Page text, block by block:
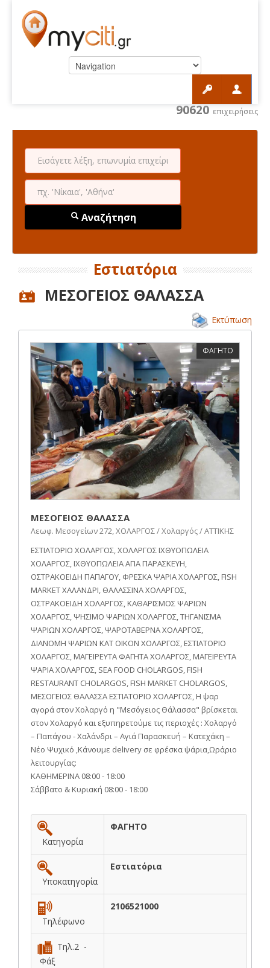
90620 επιχειρήσεις
Αναζήτηση
Εστιατόρια
ΜΕΣΟΓΕΙΟΣ ΘΑΛΑΣΣΑ
Εκτύπωση
ΦΑΓΗΤΟ
ΜΕΣΟΓΕΙΟΣ ΘΑΛΑΣΣΑ
Λεωφ. Μεσογείων 272, ΧΟΛΑΡΓΟΣ / Χολαργός / ΑΤΤΙΚΗΣ
ΕΣΤΙΑΤΟΡΙΟ ΧΟΛΑΡΓΟΣ, ΧΟΛΑΡΓΟΣ ΙΧΘΥΟΠΩΛΕΙΑ
ΧΟΛΑΡΓΟΣ, ΙΧΘΥΟΠΩΛΕΙΑ ΑΓΙΑ ΠΑΡΑΣΚΕΥΗ,
ΟΣΤΡΑΚΟΕΙΔΗ ΠΑΠΑΓΟΥ, ΦΡΕΣΚΑ ΨΑΡΙΑ ΧΟΛΑΡΓΟΣ, FISH
MARKET ΧΑΛΑΝΔΡΙ, ΘΑΛΑΣΣΙΝΑ ΧΟΛΑΡΓΟΣ,
ΟΣΤΡΑΚΟΕΙΔΗ ΧΟΛΑΡΓΟΣ, ΚΑΘΑΡΙΣΜΟΣ ΨΑΡΙΩΝ
ΧΟΛΑΡΓΟΣ, ΨΗΣΙΜΟ ΨΑΡΙΩΝ ΧΟΛΑΡΓΟΣ, ΤΗΓΑΝΙΣΜΑ
ΨΑΡΙΩΝ ΧΟΛΑΡΓΟΣ, ΨΑΡΟΤΑΒΕΡΝΑ ΧΟΛΑΡΓΟΣ,
ΔΙΑΝΟΜΗ ΨΑΡΙΩΝ ΚΑΤ ΟΙΚΟΝ ΧΟΛΑΡΓΟΣ, ΕΣΤΙΑΤΟΡΙΟ
ΧΟΛΑΡΓΟΣ, ΜΑΓΕΙΡΕΥΤΑ ΦΑΓΗΤΑ ΧΟΛΑΡΓΟΣ, ΜΑΓΕΙΡΕΥΤΑ
ΨΑΡΙΑ ΧΟΛΑΡΓΟΣ, SEA FOOD CHOLARGOS, FISH
RESTAURANT CHOLARGOS, FISH MARKET CHOLARGOS,
ΜΕΣΟΓΕΙΟΣ ΘΑΛΑΣΣΑ ΕΣΤΙΑΤΟΡΙΟ ΧΟΛΑΡΓΟΣ, Η ψαρ
αγορά στον Χολαργό η "Μεσόγειος Θάλασσα" βρίσκεται
στον Χολαργό και εξυπηρετούμε τις περιοχές : Χολαργό
– Παπάγου - Χαλάνδρι – Αγιά Παρασκευή – Κατεχάκη –
Νέο Ψυχικό ,Κάνουμε delivery σε φρέσκα ψάρια,Ωράριο
λειτουργίας:
ΚΑΘΗΜΕΡΙΝΑ 08:00 - 18:00
Σάββατο & Κυριακή 08:00 - 18:00
Κατηγορία
ΦΑΓΗΤΟ
Υποκατηγορία
Εστιατόρια
Τηλέφωνο
2106521000
Τηλ.2 -
Φάξ